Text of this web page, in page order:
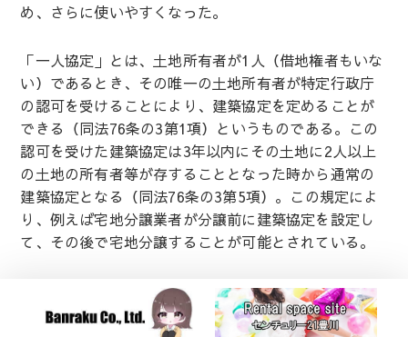
め、さらに使いやすくなった。
「一人協定」とは、土地所有者が1人（借地権者もいな
い）であるとき、その唯一の土地所有者が特定行政庁
の認可を受けることにより、建築協定を定めることが
できる（同法76条の3第1項）というものである。この
認可を受けた建築協定は3年以内にその土地に2人以上
の土地の所有者等が存することとなった時から通常の
建築協定となる（同法76条の3第5項）。この規定によ
り、例えば宅地分譲業者が分譲前に建築協定を設定し
て、その後で宅地分譲することが可能とされている。